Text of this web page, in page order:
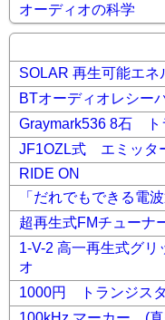
オーディオの科学
SOLAR 再生可能エネ
BTオーディオレシーバ
Graymark536 8石 ト
JF1OZL式 エミッタ
RIDE ON
「だれでもできる電
超再生式FMチューナ
1-V-2 高一再生式グ
オ
1000円 トランジス